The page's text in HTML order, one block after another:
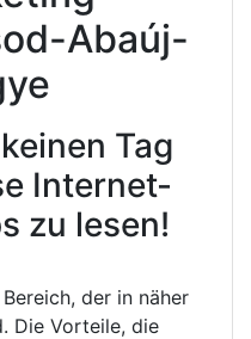
Abaúj-
Tag
Internet-
zu lesen!
der in näher
Die Vorteile, die